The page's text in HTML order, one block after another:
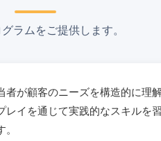
ラムをご提供します。
が顧客のニーズを構造的に理
イを通じて実践的なスキルを